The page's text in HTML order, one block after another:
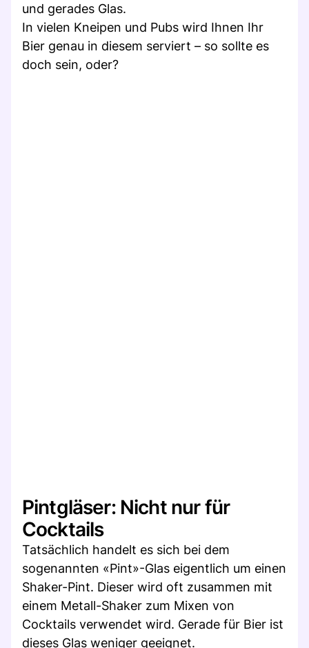
und gerades Glas.
In vielen Kneipen und Pubs wird Ihnen Ihr
Bier genau in diesem serviert – so sollte es
doch sein, oder?
Pintgläser: Nicht nur für
Cocktails
Tatsächlich handelt es sich bei dem
sogenannten «Pint»-Glas eigentlich um einen
Shaker-Pint. Dieser wird oft zusammen mit
einem Metall-Shaker zum Mixen von
Cocktails verwendet wird. Gerade für Bier ist
dieses Glas weniger geeignet.